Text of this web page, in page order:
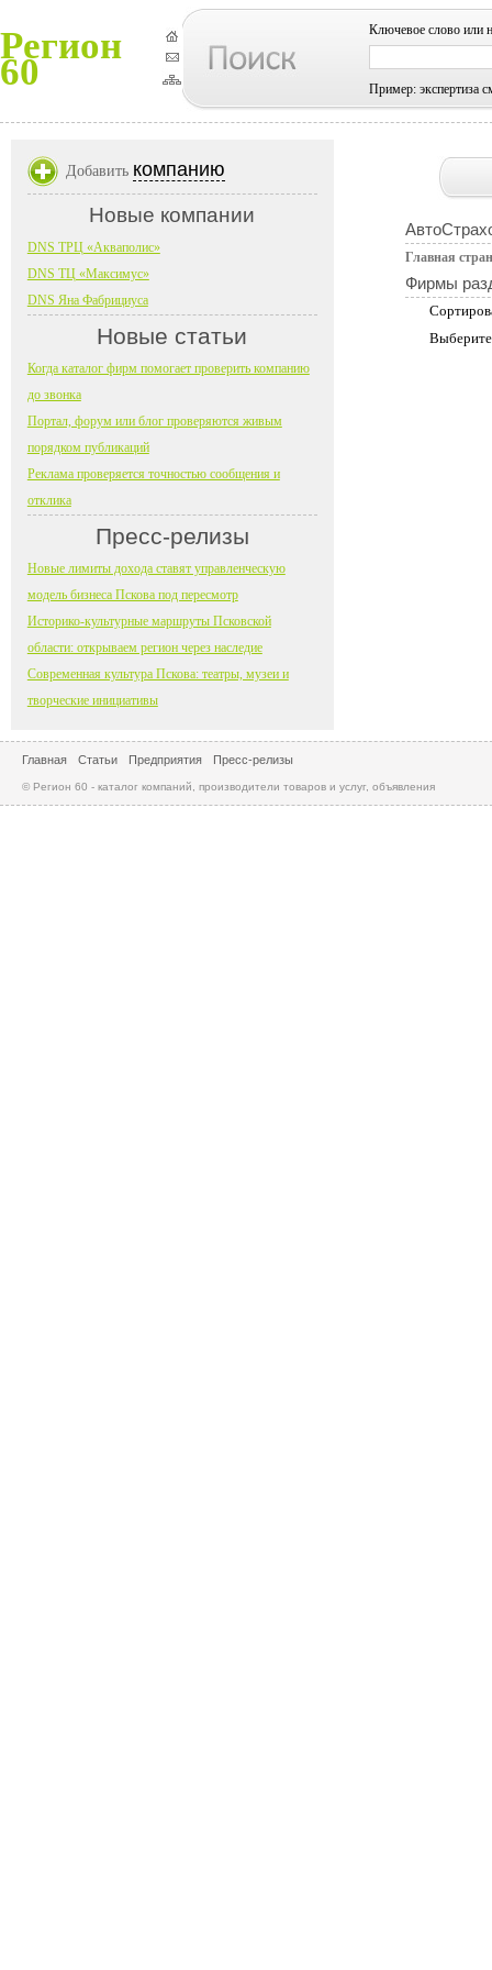
Регион
60
Ключевое слово или
Пример: экспертиза
Главная
Фирмы
Добавить компанию
Новые компании
DNS ТРЦ «Акваполис»
DNS ТЦ «Максимус»
DNS Яна Фабрициуса
Новые статьи
Когда каталог фирм помогает проверить компанию
до звонка
Портал, форум или блог проверяются живым
порядком публикаций
Реклама проверяется точностью сообщения и
отклика
Пресс-релизы
Новые лимиты дохода ставят управленческую
модель бизнеса Пскова под пересмотр
Историко-культурные маршруты Псковской
области: открываем регион через наследие
Современная культура Пскова: театры, музеи и
творческие инициативы
Главная Статьи Предприятия Пресс-релизы
© Регион 60 - каталог компаний, производители товаров и услуг, объявления